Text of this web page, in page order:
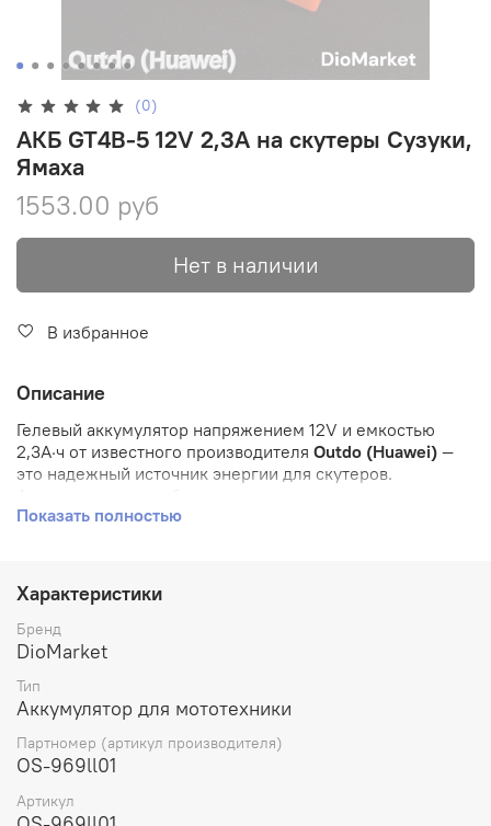
(0)
АКБ GT4B-5 12V 2,3А на скутеры Сузуки,
Ямаха
1553.00 руб
Нет в наличии
В избранное
Описание
Гелевый аккумулятор напряжением 12V и емкостью
2,3А·ч от известного производителя Outdo (Huawei) —
это надежный источник энергии для скутеров.
технологий, что обеспечивает долговечность,
сузуки
ZR, jog aprio yamaha jog next zone,
jog C/Z2,
artistic
Основные характеристики:
Напряжение: 12V
Емкость: 2,3А·ч
Тип: гелевый (необслуживаемый)
Показать полностью
Характеристики
Бренд
DioMarket
Тип
Аккумулятор для мототехники
Партномер (артикул производителя)
OS-969ll01
Артикул